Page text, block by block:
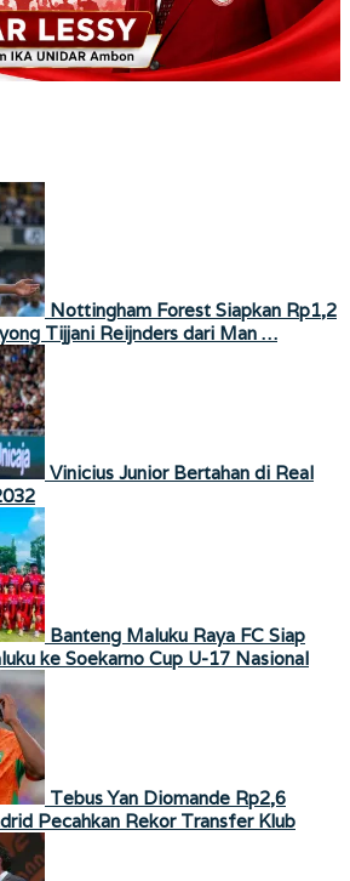
Nottingham Forest Siapkan Rp1,2
Tijjani Reijnders dari Man …
Vinicius Junior Bertahan di Real
Banteng Maluku Raya FC Siap
ke Soekarno Cup U-17 Nasional
Tebus Yan Diomande Rp2,6
Pecahkan Rekor Transfer Klub